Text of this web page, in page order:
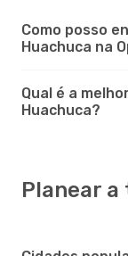
Como posso
Huachuca na
Qual é a
Huachuca?
Planear a